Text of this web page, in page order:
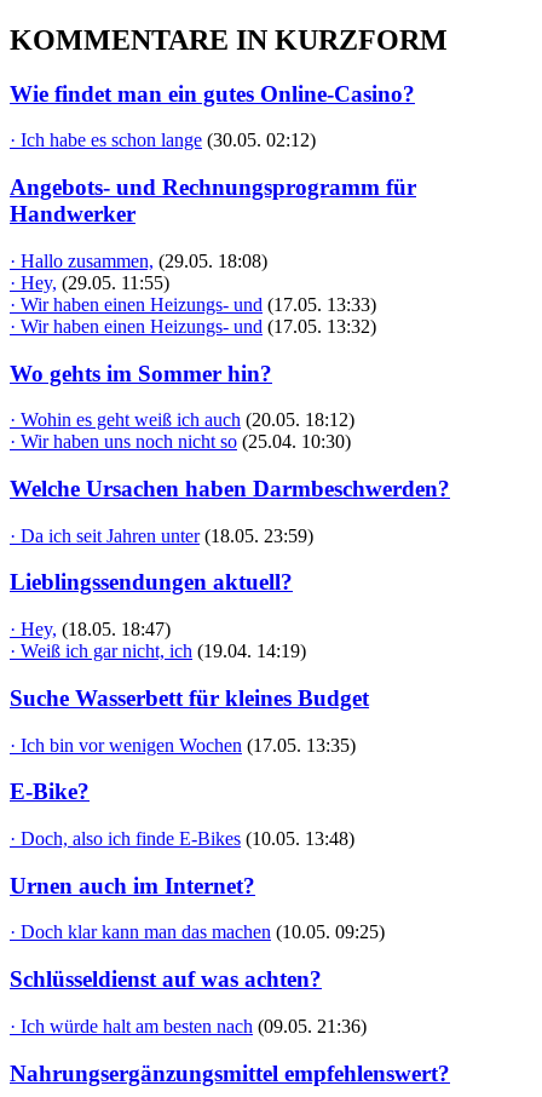
KOMMENTARE IN KURZFORM
Wie findet man ein gutes Online-Casino?
· Ich habe es schon lange (30.05. 02:12)
Angebots- und Rechnungsprogramm für
Handwerker
· Hallo zusammen, (29.05. 18:08)
· Hey, (29.05. 11:55)
· Wir haben einen Heizungs- und (17.05. 13:33)
· Wir haben einen Heizungs- und (17.05. 13:32)
Wo gehts im Sommer hin?
· Wohin es geht weiß ich auch (20.05. 18:12)
· Wir haben uns noch nicht so (25.04. 10:30)
Welche Ursachen haben Darmbeschwerden?
· Da ich seit Jahren unter (18.05. 23:59)
Lieblingssendungen aktuell?
· Hey, (18.05. 18:47)
· Weiß ich gar nicht, ich (19.04. 14:19)
Suche Wasserbett für kleines Budget
· Ich bin vor wenigen Wochen (17.05. 13:35)
E-Bike?
· Doch, also ich finde E-Bikes (10.05. 13:48)
Urnen auch im Internet?
· Doch klar kann man das machen (10.05. 09:25)
Schlüsseldienst auf was achten?
· Ich würde halt am besten nach (09.05. 21:36)
Nahrungsergänzungsmittel empfehlenswert?